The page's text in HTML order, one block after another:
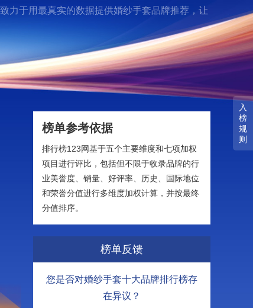
入
榜
规
则
力于用最真实的数据提供婚纱手套品牌推荐，让
榜单参考依据
排行榜123网基于五个主要维度和七项加权
项目进行评比，包括但不限于收录品牌的行
业美誉度、销量、好评率、历史、国际地位
和荣誉分值进行多维度加权计算，并按最终
分值排序。
榜单反馈
您是否对婚纱手套十大品牌排行榜存
在异议？